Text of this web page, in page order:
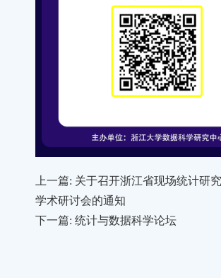
上一篇: 关于召开浙江省现场统计研
学术研讨会的通知
下一篇: 统计与数据科学论坛